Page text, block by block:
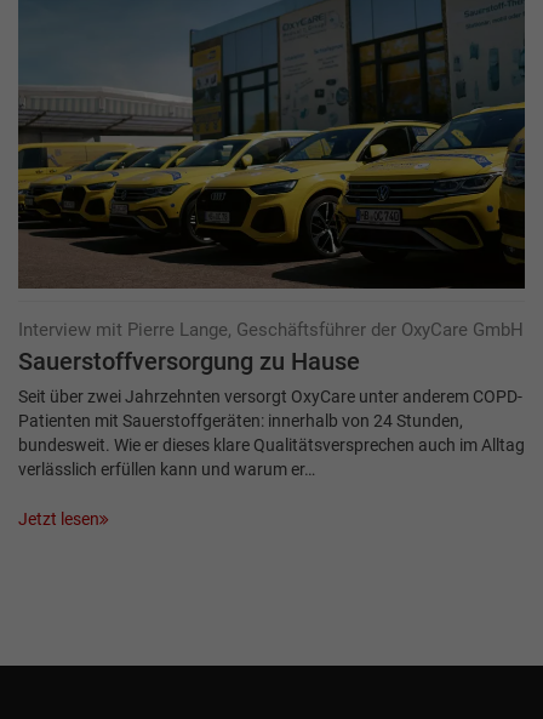
Interview mit Pierre Lange, Geschäftsführer der OxyCare GmbH
Sauerstoffversorgung zu Hause
Seit über zwei Jahrzehnten versorgt OxyCare unter anderem COPD-
Patienten mit Sauerstoffgeräten: innerhalb von 24 Stunden,
bundesweit. Wie er dieses klare Qualitätsversprechen auch im Alltag
verlässlich erfüllen kann und warum er…
Jetzt lesen